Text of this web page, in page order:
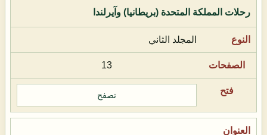
رحلات المملكة المتحدة (بريطانيا) وآيرلندا
المجلد الثاني
13
تصفح